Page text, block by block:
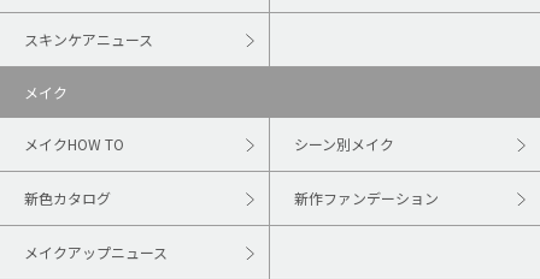
スキンケアニュース
メイク
メイクHOW TO シーン別メイク
新色カタログ 新作ファンデーション
メイクアップニュース